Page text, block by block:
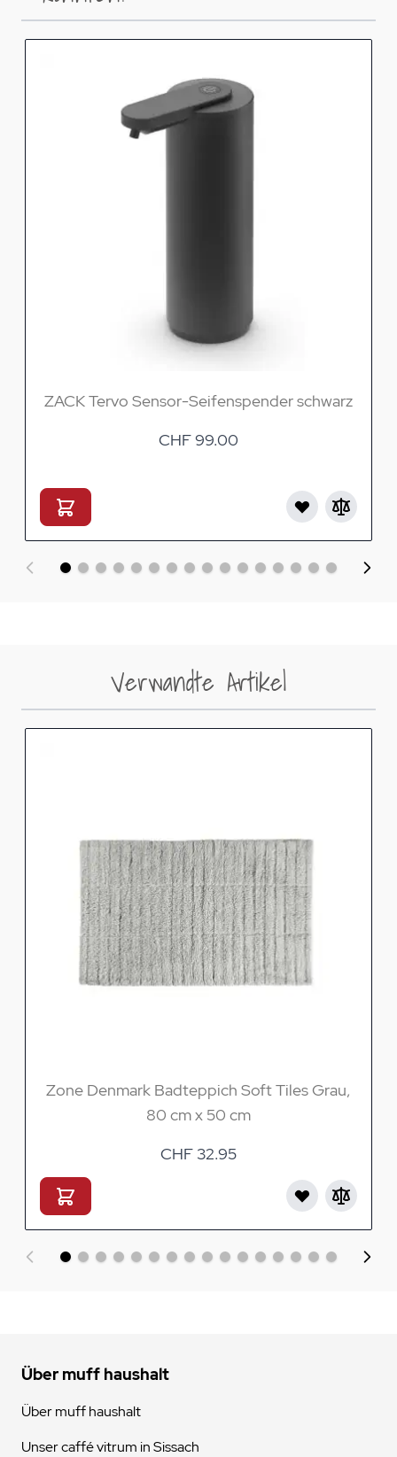
ZACK Tervo Sensor-Seifenspender schwarz
CHF 99.00
Verwandte Artikel
Zone Denmark Badteppich Soft Tiles Grau,
80 cm x 50 cm
CHF 32.95
Über muff haushalt
Über muff haushalt
Unser caffé vitrum in Sissach